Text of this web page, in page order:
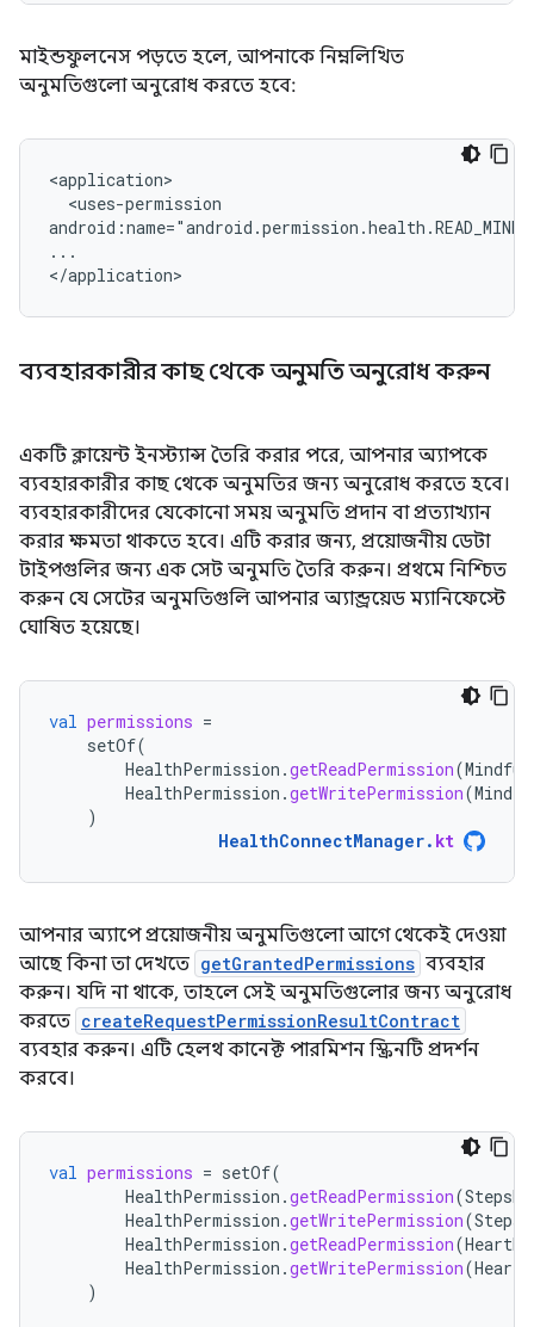
মাইন্ডফুলনেস পড়তে হলে, আপনাকে নিম্নলিখিত
অনুমতিগুলো অনুরোধ করতে হবে:
<uses-permission
...
ব্যবহারকারীর কাছ থেকে অনুমতি অনুরোধ করুন
একটি ক্লায়েন্ট ইনস্ট্যান্স তৈরি করার পরে, আপনার অ্যাপকে
ব্যবহারকারীর কাছ থেকে অনুমতির জন্য অনুরোধ করতে হবে।
ব্যবহারকারীদের যেকোনো সময় অনুমতি প্রদান বা প্রত্যাখ্যান
করার ক্ষমতা থাকতে হবে। এটি করার জন্য, প্রয়োজনীয় ডেটা
টাইপগুলির জন্য এক সেট অনুমতি তৈরি করুন। প্রথমে নিশ্চিত
করুন যে সেটের অনুমতিগুলি আপনার অ্যান্ড্রয়েড ম্যানিফেস্টে
ঘোষিত হয়েছে।
val permissions =
setOf(
HealthPermission .getReadPermission(
HealthPermission .getWritePermission(
)
HealthConnectManager. kt
আপনার অ্যাপে প্রয়োজনীয় অনুমতিগুলো আগে থেকেই দেওয়া
আছে কিনা তা দেখতে getGrantedPermissions ব্যবহার
করুন। যদি না থাকে, তাহলে সেই অনুমতিগুলোর জন্য অনুরোধ
করতে createRequestPermissionResultContract
ব্যবহার করুন। এটি হেলথ কানেক্ট পারমিশন স্ক্রিনটি প্রদর্শন
করবে।
val permissions = setOf(
HealthPermission .getReadPermission(
HealthPermission .getWritePermission(
HealthPermission .getReadPermission(
HealthPermission .getWritePermission(
)